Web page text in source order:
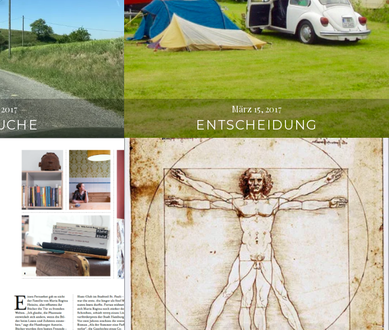
März 15, 2017
ENTSCHEIDUNG